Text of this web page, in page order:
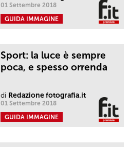
01 Settembre 2018
GUIDA IMMAGINE
Sport: la luce è sempre
poca, e spesso orrenda
di Redazione fotografia.it
01 Settembre 2018
GUIDA IMMAGINE